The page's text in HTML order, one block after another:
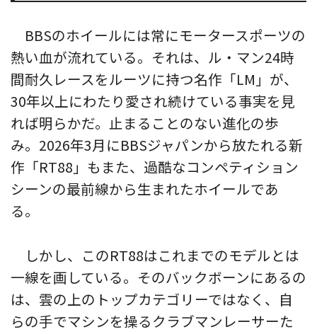
BBSのホイールには常にモータースポーツの
熱い血が流れている。それは、ル・マン24時
間耐久レースをルーツに持つ名作「LM」が、
30年以上にわたり愛され続けている事実を見
れば明らかだ。止まることのない進化の歩
み。2026年3月にBBSジャパンから放たれる新
作「RT88」もまた、過酷なコンペティション
シーンの最前線から生まれたホイールであ
る。
しかし、このRT88はこれまでのモデルとは
一線を画している。そのバックボーンにあるの
は、雲の上のトップカテゴリーではなく、自
らの手でマシンを操るクラブマンレーサーた